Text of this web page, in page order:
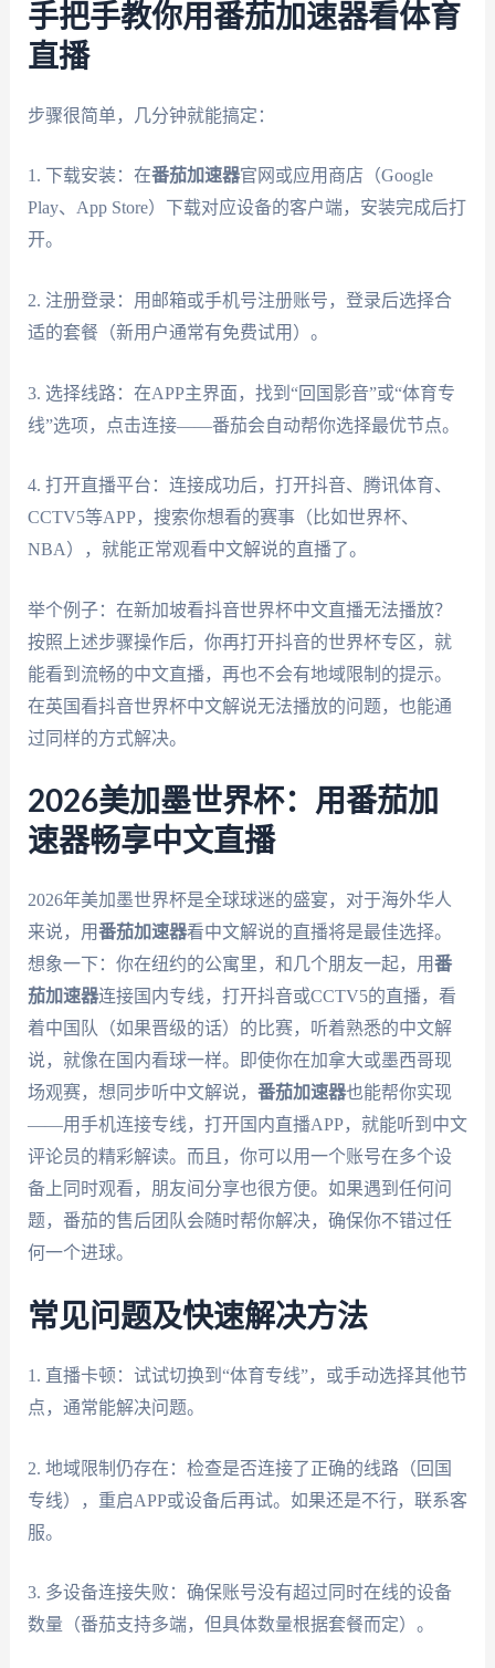
手把手教你用番茄加速器看体育
直播
步骤很简单，几分钟就能搞定：
1. 下载安装：在番茄加速器官网或应用商店（Google
Play、App Store）下载对应设备的客户端，安装完成后打
开。
2. 注册登录：用邮箱或手机号注册账号，登录后选择合
适的套餐（新用户通常有免费试用）。
3. 选择线路：在APP主界面，找到“回国影音”或“体育专
线”选项，点击连接——番茄会自动帮你选择最优节点。
4. 打开直播平台：连接成功后，打开抖音、腾讯体育、
CCTV5等APP，搜索你想看的赛事（比如世界杯、
NBA），就能正常观看中文解说的直播了。
举个例子：在新加坡看抖音世界杯中文直播无法播放？
按照上述步骤操作后，你再打开抖音的世界杯专区，就
能看到流畅的中文直播，再也不会有地域限制的提示。
在英国看抖音世界杯中文解说无法播放的问题，也能通
过同样的方式解决。
2026美加墨世界杯：用番茄加
速器畅享中文直播
2026年美加墨世界杯是全球球迷的盛宴，对于海外华人
来说，用番茄加速器看中文解说的直播将是最佳选择。
想象一下：你在纽约的公寓里，和几个朋友一起，用番
茄加速器连接国内专线，打开抖音或CCTV5的直播，看
着中国队（如果晋级的话）的比赛，听着熟悉的中文解
说，就像在国内看球一样。即使你在加拿大或墨西哥现
场观赛，想同步听中文解说， 番茄加速器也能帮你实现
——用手机连接专线，打开国内直播APP，就能听到中文
评论员的精彩解读。而且，你可以用一个账号在多个设
备上同时观看，朋友间分享也很方便。如果遇到任何问
题，番茄的售后团队会随时帮你解决，确保你不错过任
何一个进球。
常见问题及快速解决方法
1. 直播卡顿：试试切换到“体育专线”，或手动选择其他节
点，通常能解决问题。
2. 地域限制仍存在：检查是否连接了正确的线路（回国
专线），重启APP或设备后再试。如果还是不行，联系客
服。
3. 多设备连接失败：确保账号没有超过同时在线的设备
数量（番茄支持多端，但具体数量根据套餐而定）。